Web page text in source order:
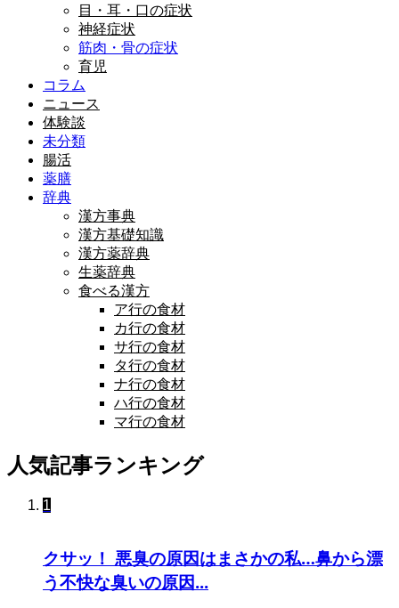
目・耳・口の症状
神経症状
筋肉・骨の症状
育児
コラム
ニュース
体験談
未分類
腸活
薬膳
辞典
漢方事典
漢方基礎知識
漢方薬辞典
生薬辞典
食べる漢方
ア行の食材
カ行の食材
サ行の食材
タ行の食材
ナ行の食材
ハ行の食材
マ行の食材
人気記事ランキング
1
クサッ！ 悪臭の原因はまさかの私…鼻から漂
う不快な臭いの原因...